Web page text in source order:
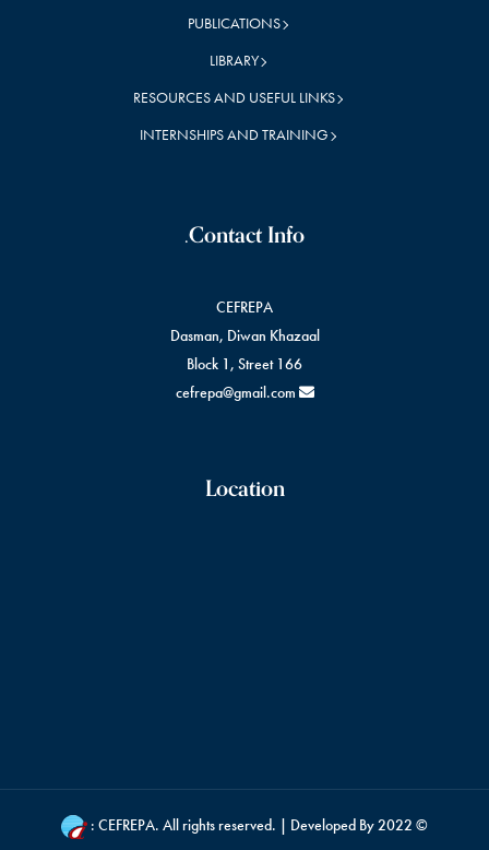
PUBLICATIONS
LIBRARY
RESOURCES AND USEFUL LINKS
INTERNSHIPS AND TRAINING
Contact Info.
CEFREPA
Dasman, Diwan Khazaal
Block 1, Street 166
cefrepa@gmail.com
Location
© 2022
CEFREPA. All rights reserved. | Developed By :